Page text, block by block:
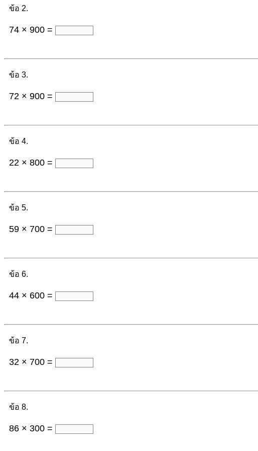
ข้อ 2.
74 × 900 =
ข้อ 3.
72 × 900 =
ข้อ 4.
22 × 800 =
ข้อ 5.
59 × 700 =
ข้อ 6.
44 × 600 =
ข้อ 7.
32 × 700 =
ข้อ 8.
86 × 300 =